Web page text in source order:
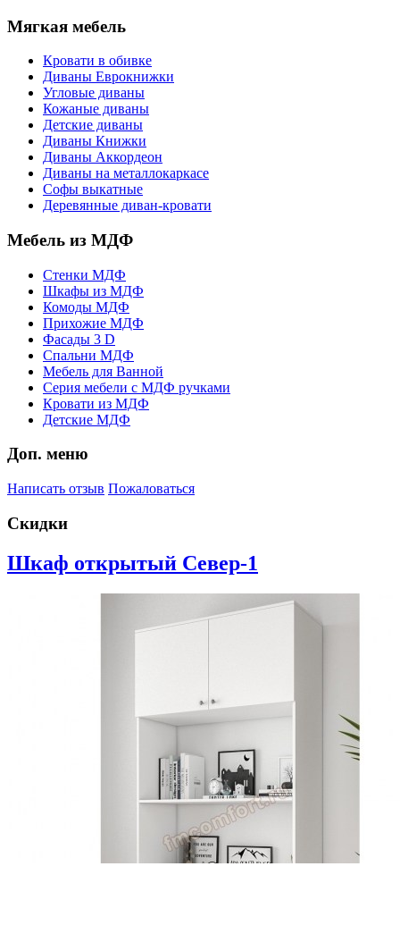
Мягкая мебель
Кровати в обивке
Диваны Еврокнижки
Угловые диваны
Кожаные диваны
Детские диваны
Диваны Книжки
Диваны Аккордеон
Диваны на металлокаркасе
Софы выкатные
Деревянные диван-кровати
Мебель из МДФ
Стенки МДФ
Шкафы из МДФ
Комоды МДФ
Прихожие МДФ
Фасады 3 D
Спальни МДФ
Мебель для Ванной
Серия мебели с МДФ ручками
Кровати из МДФ
Детские МДФ
Доп. меню
Написать отзыв Пожаловаться
Скидки
Шкаф открытый Север-1